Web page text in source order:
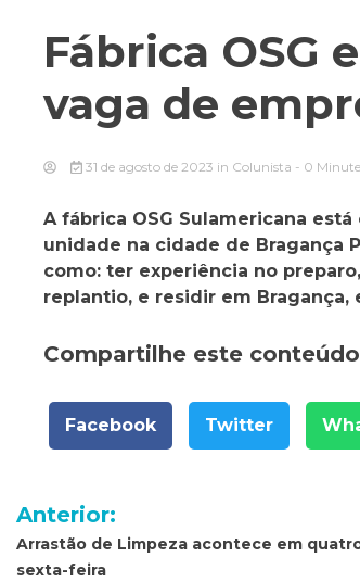
Fábrica OSG
vaga de
31 de agosto de 2023 in Colunista - 0
A fábrica OSG Sulamericana
unidade na cidade de Bragança
como: ter experiência no
replantio, e residir em Bragança,
Compartilhe este
Facebook Twitter
Navegação
de
Anterior:
Arrastão de Limpeza acontece em
sexta-feira